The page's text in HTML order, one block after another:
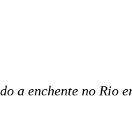
a enchente no Rio